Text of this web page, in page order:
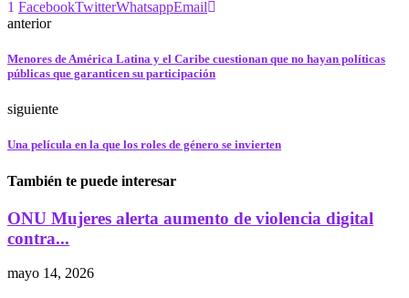
1 FacebookTwitterWhatsappEmail
anterior
Menores de América Latina y el Caribe cuestionan que no hayan políticas
públicas que garanticen su participación
siguiente
Una película en la que los roles de género se invierten
También te puede interesar
ONU Mujeres alerta aumento de violencia digital
contra...
mayo 14, 2026